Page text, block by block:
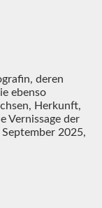
deren
ebenso
Herkunft,
Vernissage der
2025,